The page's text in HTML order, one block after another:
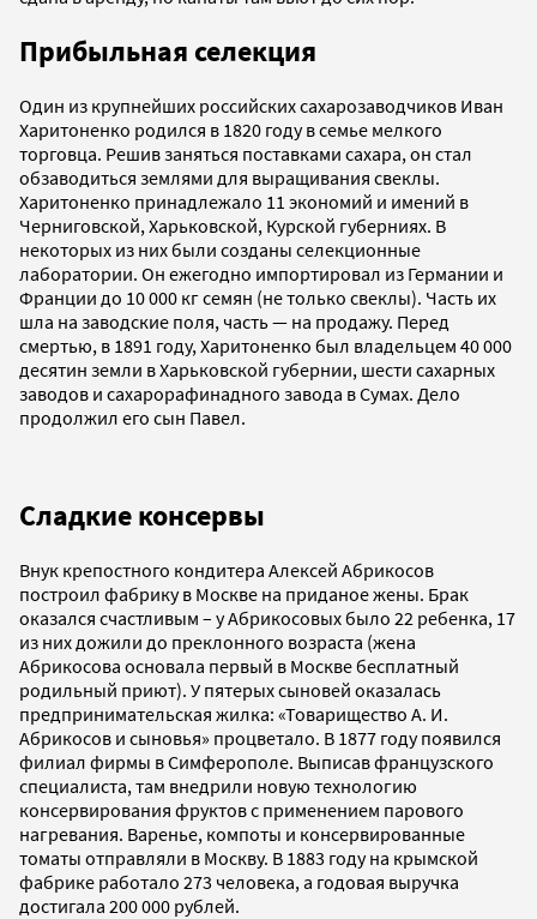
Прибыльная селекция
Один из крупнейших российских сахарозаводчиков Иван
Харитоненко родился в 1820 году в семье мелкого
торговца. Решив заняться поставками сахара, он стал
обзаводиться землями для выращивания свеклы.
Харитоненко принадлежало 11 экономий и имений в
Черниговской, Харьковской, Курской губерниях. В
некоторых из них были созданы селекционные
лаборатории. Он ежегодно импортировал из Германии и
Франции до 10 000 кг семян (не только свеклы). Часть их
шла на заводские поля, часть — на продажу. Перед
смертью, в 1891 году, Харитоненко был владельцем 40 000
десятин земли в Харьковской губернии, шести сахарных
заводов и сахарорафинадного завода в Сумах. Дело
продолжил его сын Павел.
Сладкие консервы
Внук крепостного кондитера Алексей Абрикосов
построил фабрику в Москве на приданое жены. Брак
оказался счастливым – у Абрикосовых было 22 ребенка, 17
из них дожили до преклонного возраста (жена
Абрикосова основала первый в Москве бесплатный
родильный приют). У пятерых сыновей оказалась
предпринимательская жилка: «Товарищество А. И.
Абрикосов и сыновья» процветало. В 1877 году появился
филиал фирмы в Симферополе. Выписав французского
специалиста, там внедрили новую технологию
консервирования фруктов с применением парового
нагревания. Варенье, компоты и консервированные
томаты отправляли в Москву. В 1883 году на крымской
фабрике работало 273 человека, а годовая выручка
достигала 200 000 рублей.